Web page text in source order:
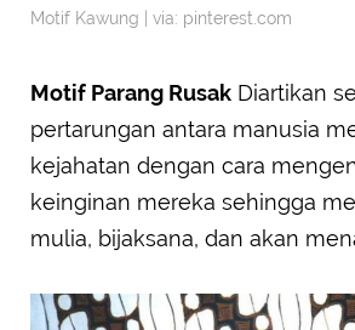
Motif Kawung | via: pinterest.com
Motif Parang Rusak Diartikan
pertarungan antara manusia
kejahatan dengan cara
keinginan mereka sehingga
mulia, bijaksana, dan akan